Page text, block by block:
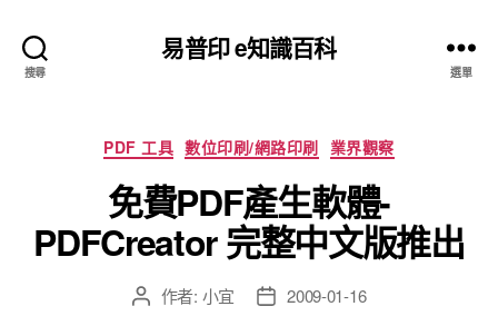
搜尋
易普印 e知識百科
選單
分
類
PDF 工具 數位印刷/網路印刷 業界觀察
免費PDF產生軟體-
PDFCreator 完整中文版推出
文 作者: 小宜
文 2009-01-16